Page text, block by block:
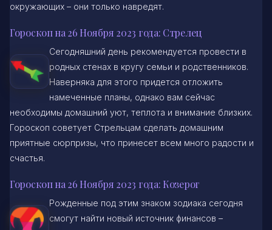
окружающих – они только навредят.
Гороскоп на 26 Ноября 2023 года: Стрелец
Сегодняшний день рекомендуется провести в
родных стенах в кругу семьи и родственников.
Наверняка для этого придется отложить
намеченные планы, однако вам сейчас
необходимы домашний уют, теплота и внимание близких.
Гороскоп советует Стрельцам сделать домашним
приятные сюрпризы, что принесет всем много радости и
счастья.
Гороскоп на 26 Ноября 2023 года: Козерог
Рожденные под этим знаком зодиака сегодня
смогут найти новый источник финансов –